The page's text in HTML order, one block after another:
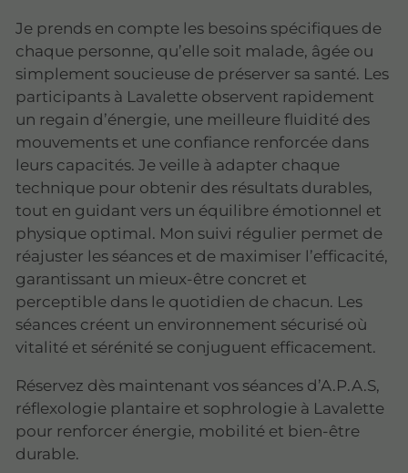
Je prends en compte les besoins spécifiques de
chaque personne, qu’elle soit malade, âgée ou
simplement soucieuse de préserver sa santé. Les
participants à Lavalette observent rapidement
un regain d’énergie, une meilleure fluidité des
mouvements et une confiance renforcée dans
leurs capacités. Je veille à adapter chaque
technique pour obtenir des résultats durables,
tout en guidant vers un équilibre émotionnel et
physique optimal. Mon suivi régulier permet de
réajuster les séances et de maximiser l’efficacité,
garantissant un mieux-être concret et
perceptible dans le quotidien de chacun. Les
séances créent un environnement sécurisé où
vitalité et sérénité se conjuguent efficacement.
Réservez dès maintenant vos séances d’A.P.A.S,
réflexologie plantaire et sophrologie à Lavalette
pour renforcer énergie, mobilité et bien-être
durable.